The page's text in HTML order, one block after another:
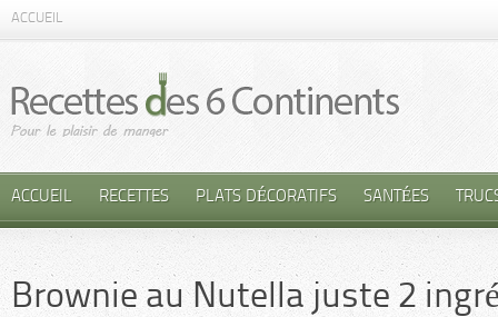
ACCUEIL
ACCUEIL RECETTES PLATS DÉCORATIFS SANTÉES
Brownie au Nutella juste 2